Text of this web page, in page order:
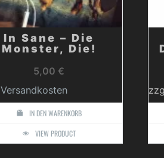
In Sane – Die
Monster, Die!
5,00€
Versandkosten
IN DEN WARENKORB
VIEW PRODUCT